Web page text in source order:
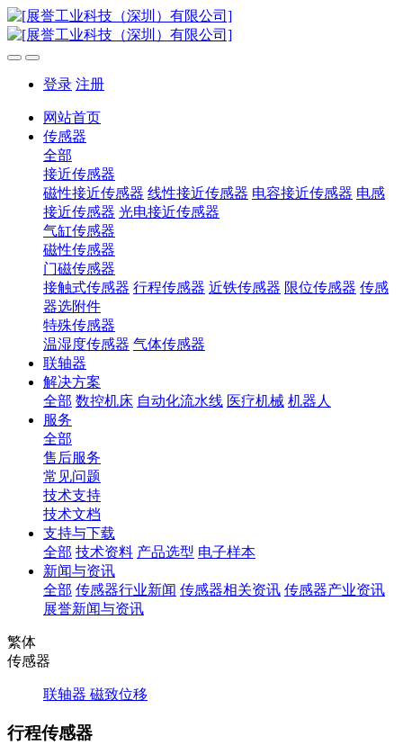
登录 注册
网站首页
传感器
全部
接近传感器
磁性接近传感器 线性接近传感器 电容接近传感器 电感
接近传感器 光电接近传感器
气缸传感器
磁性传感器
门磁传感器
接触式传感器 行程传感器 近铁传感器 限位传感器 传感
器选附件
特殊传感器
温湿度传感器 气体传感器
联轴器
解决方案
全部 数控机床 自动化流水线 医疗机械 机器人
服务
全部
售后服务
常见问题
技术支持
技术文档
支持与下载
全部 技术资料 产品选型 电子样本
新闻与资讯
全部 传感器行业新闻 传感器相关资讯 传感器产业资讯
展誉新闻与资讯
繁体
传感器
联轴器 磁致位移
行程传感器